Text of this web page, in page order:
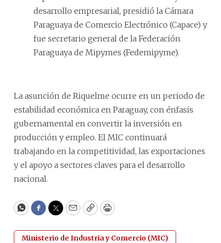
desarrollo empresarial, presidió la Cámara
Paraguaya de Comercio Electrónico (Capace) y
fue secretario general de la Federación
Paraguaya de Mipymes (Fedemipyme).
La asunción de Riquelme ocurre en un periodo de
estabilidad económica en Paraguay, con énfasis
gubernamental en convertir la inversión en
producción y empleo. El MIC continuará
trabajando en la competitividad, las exportaciones
y el apoyo a sectores claves para el desarrollo
nacional.
WhatsApp
Facebook
Twitter
EmailCopyPrint
Ministerio de Industria y Comercio (MIC)